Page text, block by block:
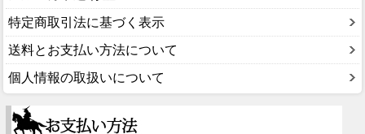
特定商取引法に基づく表示
送料とお支払い方法について
個人情報の取扱いについて